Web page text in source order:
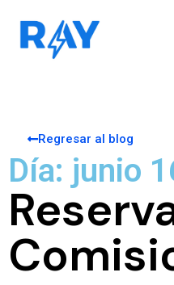
Regresar al blog
Día: junio